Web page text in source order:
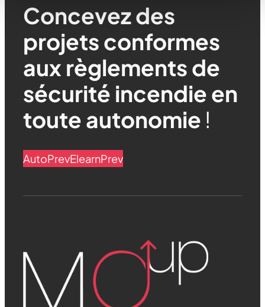
Concevez des
projets conformes
aux règlements de
sécurité incendie en
toute autonomie !
AutoPrevElearnPrev